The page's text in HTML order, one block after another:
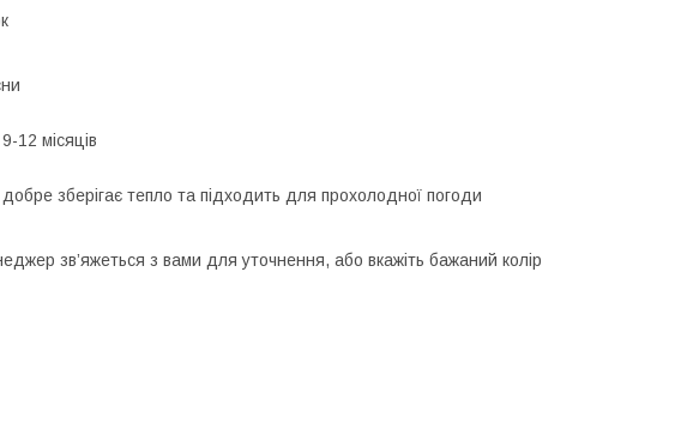
12 місяців
зберігає тепло та підходить для прохолодної погоди
зв’яжеться з вами для уточнення, або вкажіть бажаний колір